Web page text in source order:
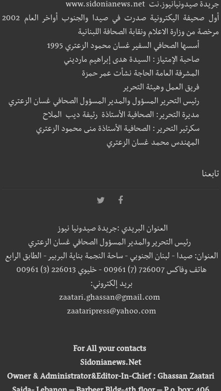
جريدة صيدونيانيوز.نت www.sidonianews.net
أول صحيفة اليكترونية صدرت في صيدا والجنوب أواخر العام 2002
مرخصة من وزارة الاعلام ونقابة الصحافة اللبنانية
أسسها الصحافي السفير غسان محمود الزعتري 1995
صاحبة الإمتياز : السيدة هدى إبراهيم مارديني
المشرفة العامة الحاجة نشأت عمر حمزة
فريق العمل وهيئة التحرير
رئيس التحرير المسؤول والمدير المسؤول الصحافي غسان الزعتري
مديرة التحرير: الصحافية الأستاذة رئيفة ديب الملاح
سكرتير التحرير : الصحافية الأستاذة منى محمود الزعتري
المهندس محمد غسان الزعتري
تابعنا
العنوان البريدي :جريدة صيدونيا نيوز
رئيس التحرير والمدير المسؤول الصحافي غسان الزعتري
العنوان: صيدا - لبنان الجنوبي - ساحة النجمة بناية البربير - الطابق الرابع
هاتف وفاكس 726007 (7) 00961 - خليوي 226013 (3) 00961
بريد إلكتروني:
zaatari.ghassan@gmail.com
zaataripress@yahoo.com
For All your contacts
Sidonianews.Net
Owner & Administrator&Editor-In-Chief : Ghassan Zaatari